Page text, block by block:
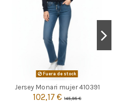
Fuera de stock
Jersey Monari mujer 410391
102,17 €145,95 €
 Agotado